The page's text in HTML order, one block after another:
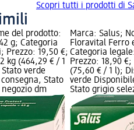
Scopri tutti i prodotti di
del prodotto:
g; Categoria
Prezzo: 19,50 €;
kg (464,29 € / 1
verde
Stato
dm
Marca: Salus;
Floravital Ferro
Categoria
Prezzo: 18,90
(75,60 € / 1 l);
verde
Stato grigio